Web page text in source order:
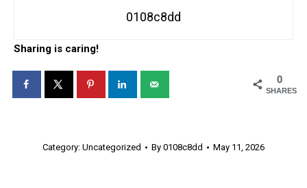
0108c8dd
Sharing is caring!
0
SHARES
Category: Uncategorized By 0108c8dd May 11, 2026